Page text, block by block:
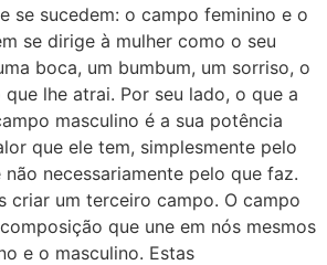
se sucedem: o campo feminino e o
se dirige à mulher como o seu
boca, um bumbum, um sorriso, o
lhe atrai. Por seu lado, o que a
masculino é a sua potência
que ele tem, simplesmente pelo
não necessariamente pelo que faz.
criar um terceiro campo. O campo
que une em nós mesmos
e o masculino. Estas